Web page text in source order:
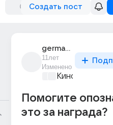
Создать пост
german_sidokhin_1
11лет
Изменено
Киномания
Помогите
это за награда?